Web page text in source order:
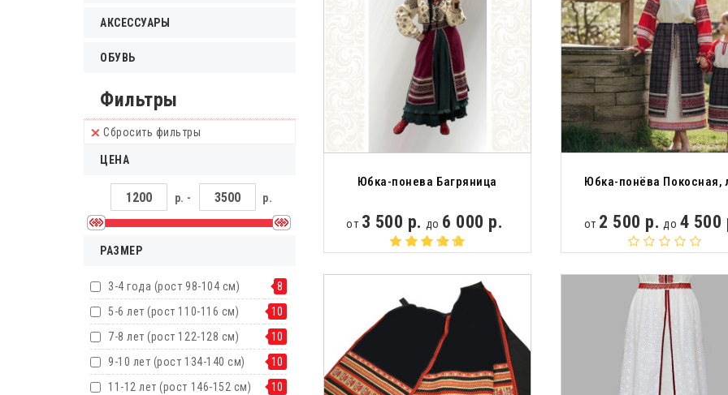
АКСЕССУАРЫ
ОБУВЬ
Фильтры
Сбросить фильтры
ЦЕНА
р. - р.
РАЗМЕР
3-4 года (рост 98-104 см)
8
5-6 лет (рост 110-116 см)
10
7-8 лет (рост 122-128 см)
10
9-10 лет (рост 134-140 см)
10
11-12 лет (рост 146-152 см)
10
Юбка-понева Багряница
от 3 500 р. до 6 000 р.
Юбка-понёва Покосная,
от 2 500 р. до 4 500